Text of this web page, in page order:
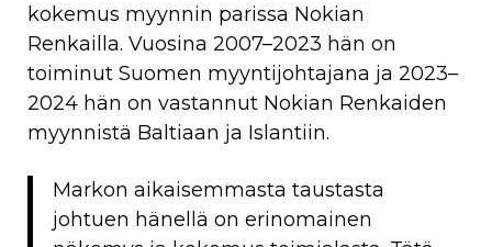
kokemus myynnin parissa Nokian
Renkailla. Vuosina 2007–2023 hän on
toiminut Suomen myyntijohtajana ja 2023–
2024 hän on vastannut Nokian Renkaiden
myynnistä Baltiaan ja Islantiin.
Markon aikaisemmasta taustasta
johtuen hänellä on erinomainen